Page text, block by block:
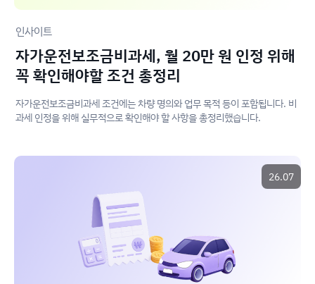
인사이트
자가운전보조금비과세, 월 20만 원 인정 위해
꼭 확인해야할 조건 총정리
자가운전보조금비과세 조건에는 차량 명의와 업무 목적 등이 포함됩니다. 비
과세 인정을 위해 실무적으로 확인해야 할 사항을 총정리했습니다.
26.07